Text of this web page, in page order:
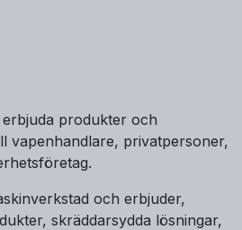
produkter och
vapenhandlare, privatpersoner,
och erbjuder,
skräddarsydda lösningar,